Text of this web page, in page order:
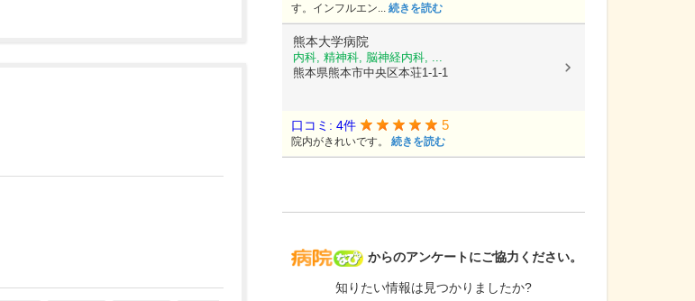
病院なび
からのアンケートにご協力ください。
知りたい情報は見つかりましたか?
す。インフルエン... 続きを読む
熊本大学病院
内科, 精神科, 脳神経内科, ...
熊本県熊本市中央区本荘1-1-1
口コミ: 4件 5
院内がきれいです。 続きを読む